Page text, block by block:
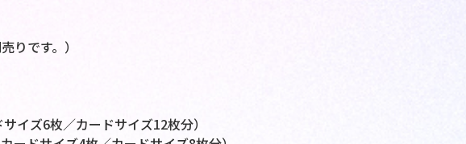
りです。）
イズ6枚／カードサイズ12枚分）